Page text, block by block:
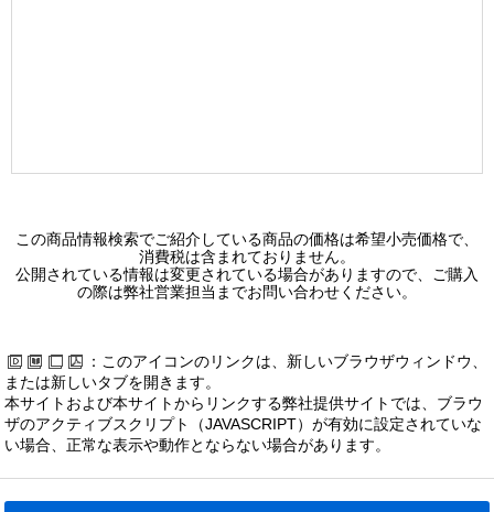
この商品情報検索でご紹介している商品の価格は希望小売価格で、
消費税は含まれておりません。
公開されている情報は変更されている場合がありますので、ご購入
の際は弊社営業担当までお問い合わせください。
：このアイコンのリンクは、新しいブラウザウィンドウ、
または新しいタブを開きます。
本サイトおよび本サイトからリンクする弊社提供サイトでは、ブラウ
ザのアクティブスクリプト（JAVASCRIPT）が有効に設定されていな
い場合、正常な表示や動作とならない場合があります。